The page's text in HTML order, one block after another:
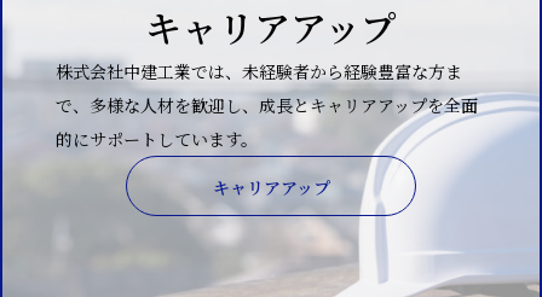
キャリアアップ
株式会社中建工業では、未経験者から経験豊富な方ま
で、多様な人材を歓迎し、成長とキャリアアップを全面
的にサポートしています。
キャリアアップ